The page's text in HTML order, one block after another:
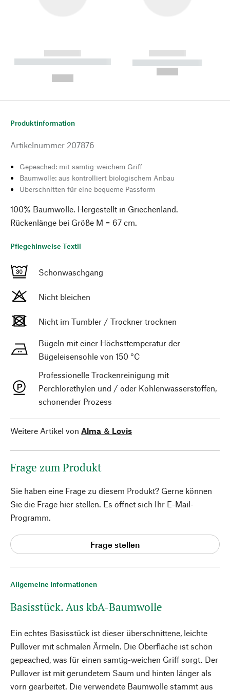
------------
----------- ----------- --------
------------
----------- -----------
Allgemeine Informationen
Basisstück. Aus kbA-Baumwolle
Ein echtes Basisstück ist dieser überschnittene, leichte
Pullover mit schmalen Ärmeln. Die Oberfläche ist schön
gepeached, was für einen samtig-weichen Griff sorgt. Der
Pullover ist mit gerundetem Saum und hinten länger als
vorn gearbeitet. Die verwendete Baumwolle stammt aus
Produktinformation
Artikelnummer 207876
Gepeached: mit samtig-weichem Griff
Baumwolle: aus kontrolliert biologischem Anbau
Überschnitten für eine bequeme Passform
100% Baumwolle. Hergestellt in Griechenland.
Rückenlänge bei Größe M = 67 cm.
Pflegehinweise Textil
Schonwaschgang
Nicht bleichen
Nicht im Tumbler / Trockner trocknen
Bügeln mit einer Höchsttemperatur der
Bügeleisensohle von 150 °C
Professionelle Trockenreinigung mit
Perchlorethylen und / oder Kohlenwasserstoffen,
schonender Prozess
Weitere Artikel von Alma ＆ Lovis
Frage zum Produkt
Sie haben eine Frage zu diesem Produkt? Gerne können
Sie die Frage hier stellen. Es öffnet sich Ihr E-Mail-
Programm.
Frage stellen